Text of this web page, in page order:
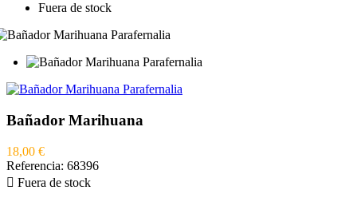
Fuera de stock
Bañador Marihuana
18,00 €
Referencia: 68396
 Fuera de stock